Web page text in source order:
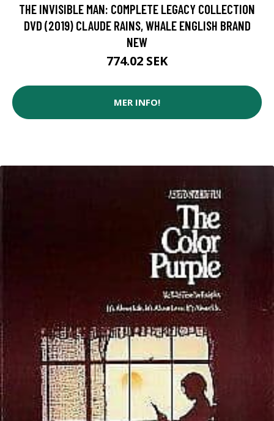
THE INVISIBLE MAN: COMPLETE LEGACY COLLECTION
DVD (2019) CLAUDE RAINS, WHALE ENGLISH BRAND
NEW
774.02 SEK
MER INFO!